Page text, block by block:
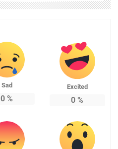
Sad
0 %
Excited
0 %